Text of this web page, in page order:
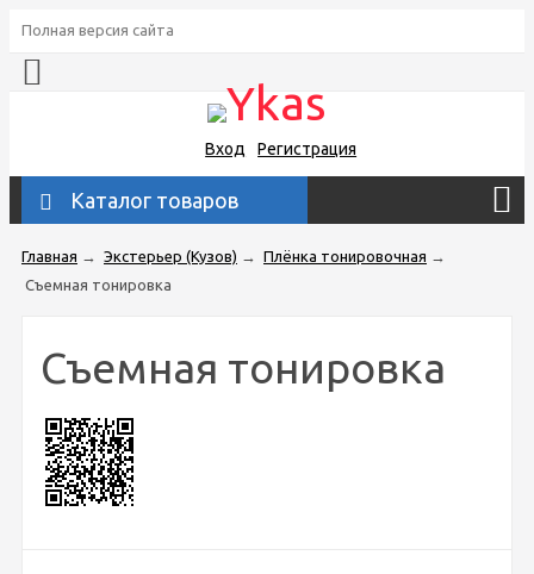
Полная версия сайта
Вход Регистрация
Каталог товаров
Главная → Экстерьер (Кузов) → Плёнка тонировочная →
Съемная тонировка
Съемная тонировка